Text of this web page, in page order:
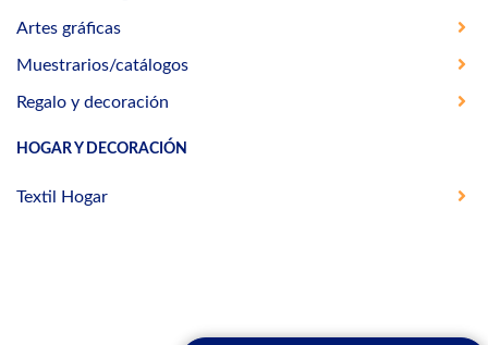
Artes gráficas
Muestrarios/catálogos
Regalo y decoración
HOGAR Y DECORACIÓN
Textil Hogar